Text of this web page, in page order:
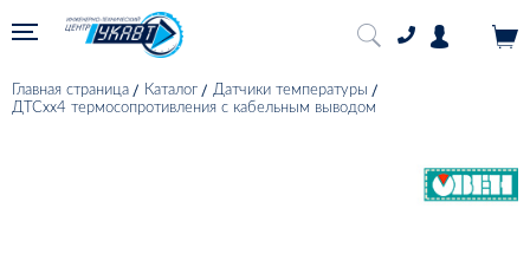
Главная страница Каталог
Датчики температуры
ДТСхх4 термосопротивления с кабельным выводом